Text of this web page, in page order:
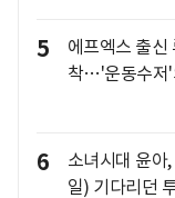
5
에프엑스 출신
착…'운동수저'
6
소녀시대 윤아
일) 기다리던